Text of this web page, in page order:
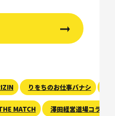
りをちのお仕事バナシ
MATCH 澤田経営道場コラム